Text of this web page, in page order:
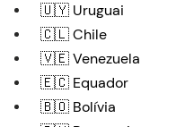
🇺🇾 Uruguai
🇨🇱 Chile
🇻🇪 Venezuela
🇪🇨 Equador
🇧🇴 Bolívia